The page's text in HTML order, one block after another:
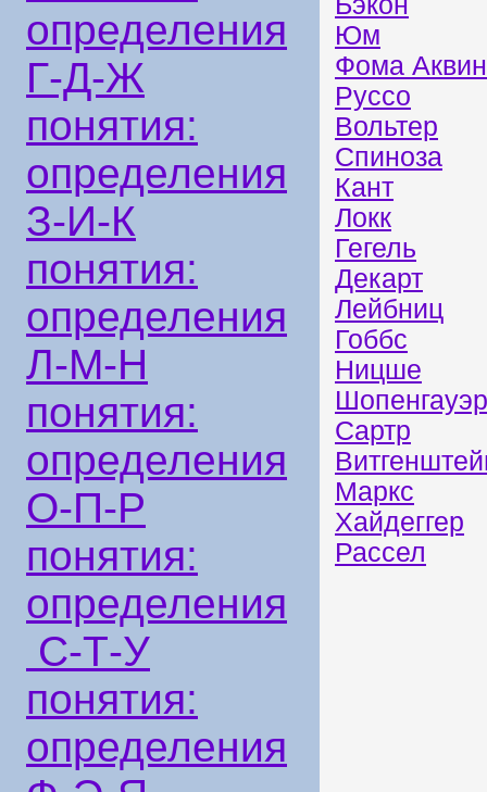
определения
Г-Д-Ж
понятия:
определения
З-И-К
понятия:
определения
Л-М-Н
понятия:
определения
О-П-Р
понятия:
определения
С-Т-У
понятия:
определения
Юм
Фома
Руссо
Вольтер
Спиноза
Кант
Локк
Гегель
Декарт
Лейбниц
Гоббс
Ницше
Шопенгауэр
Сартр
Маркс
Хайдеггер
Рассел